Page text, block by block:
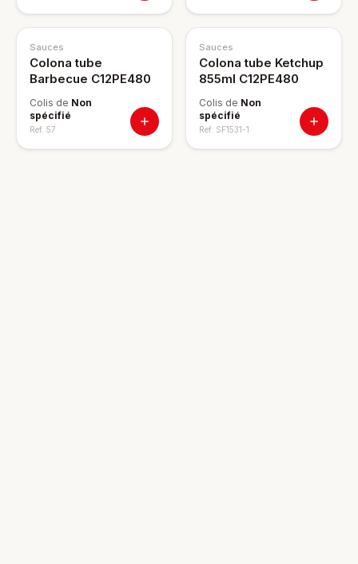
Sauces
Colona tube
Barbecue C12PE480
Colis de Non
spécifié
Ref. 57
Sauces
Colona tube Ketchup
855ml C12PE480
Colis de Non
spécifié
Ref. SF1531-1